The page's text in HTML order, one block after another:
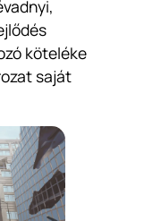
köteléke
saját